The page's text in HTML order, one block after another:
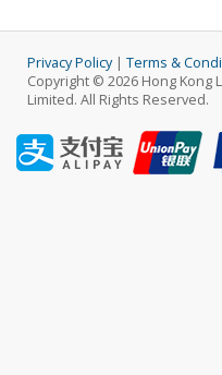
Privacy Policy| Terms &
Copyright © 2026 Hong Kong
Limited. All Rights Reserved.